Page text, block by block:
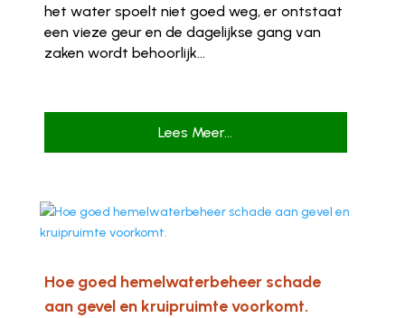
het water spoelt niet goed weg, er ontstaat
een vieze geur en de dagelijkse gang van
zaken wordt behoorlijk...
Lees Meer...
Hoe goed hemelwaterbeheer schade
aan gevel en kruipruimte voorkomt.